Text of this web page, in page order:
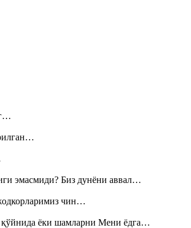
эмасмиди? Биз дунёни аввал…
чин…
қўйнида ёки шамларни Мени ёдга…